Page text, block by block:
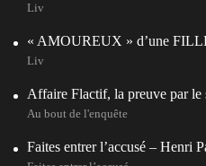
Liv
« AMOUREUX » d’une
Liv
Affaire Flactif, la preuve par le
Au bout de l'enquête
Faites entrer l’accusé – Henri